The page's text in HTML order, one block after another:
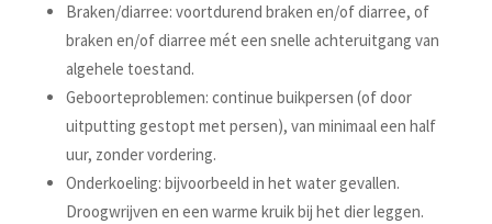
Braken/diarree: voortdurend braken en/of diarree, of
braken en/of diarree mét een snelle achteruitgang van
algehele toestand.
Geboorteproblemen: continue buikpersen (of door
uitputting gestopt met persen), van minimaal een half
uur, zonder vordering.
Onderkoeling: bijvoorbeeld in het water gevallen.
Droogwrijven en een warme kruik bij het dier leggen.